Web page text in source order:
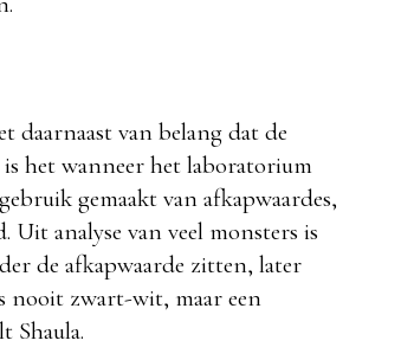
daarnaast van belang dat de
het wanneer het laboratorium
gemaakt van afkapwaardes,
analyse van veel monsters is
de afkapwaarde zitten, later
nooit zwart-wit, maar een
Shaula.